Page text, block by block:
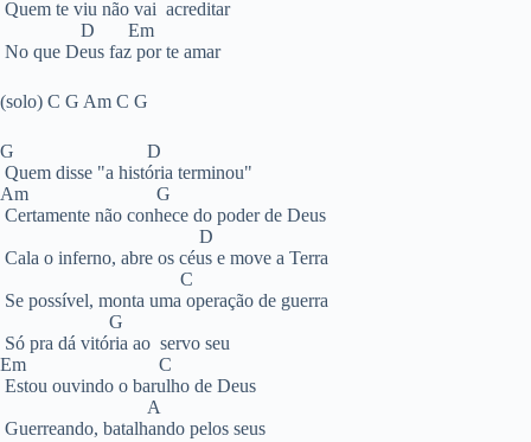
Quem te viu não vai acreditar
D Em
No que Deus faz por te amar
(solo) C G Am C G
G D
Quem disse "a história terminou"
Am G
Certamente não conhece do poder de Deus
D
Cala o inferno, abre os céus e move a Terra
C
Se possível, monta uma operação de guerra
G
Só pra dá vitória ao servo seu
Em C
Estou ouvindo o barulho de Deus
A
Guerreando, batalhando pelos seus